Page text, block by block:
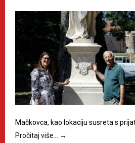
Mačkovca, kao lokaciju susreta s
Pročitaj više…
→